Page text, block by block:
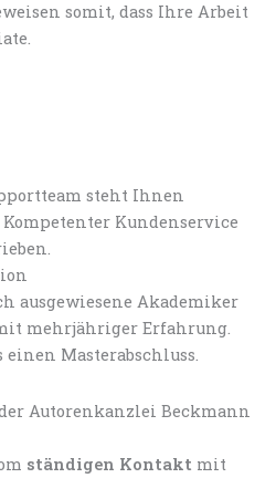
somit, dass Ihre Arbeit
ausgewiesene Akademiker
mehrjähriger Erfahrung.
Masterabschluss.
ständigen Kontakt mit